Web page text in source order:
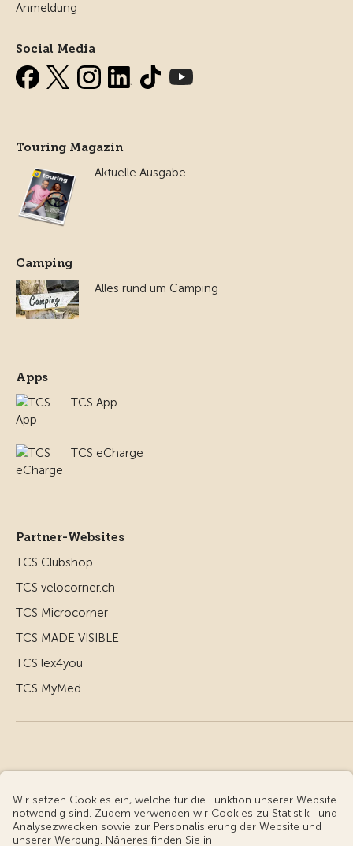
Anmeldung
Social Media
Touring Magazin
Aktuelle Ausgabe
Camping
Alles rund um Camping
Apps
TCS App
TCS eCharge
Partner-Websites
TCS Clubshop
TCS velocorner.ch
TCS Microcorner
TCS MADE VISIBLE
TCS lex4you
TCS MyMed